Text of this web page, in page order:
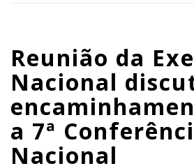
Conferência
Nacional
|
APCEF/SP
Reunião da
Nacional
a 7ª
Nacional